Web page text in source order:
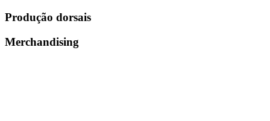
Produção dorsais
Merchandising